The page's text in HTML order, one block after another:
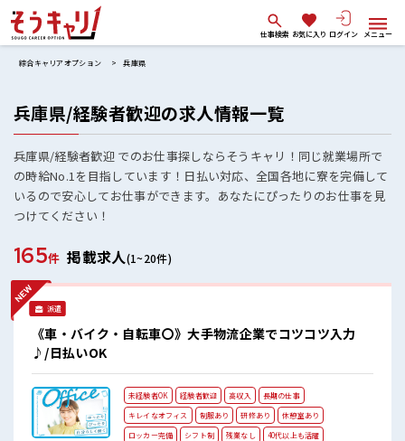
仕事検索 お気に入り ログイン メニュー
綜合キャリアオプション 兵庫県
兵庫県/経験者歓迎の求人情報一覧
兵庫県/経験者歓迎 でのお仕事探しならそうキャリ！同じ就業場所で
の時給No.1を目指しています！日払い対応、全国各地に寮を完備して
いるので安心してお仕事ができます。あなたにぴったりのお仕事を見
つけてください！
165件 掲載求人(1~20件)
派遣
《車・バイク・自転車〇》大手物流企業でコツコツ入力
♪/日払いOK
未経験者OK 経験者歓迎 高収入
長期の仕事
キレイなオフィス
制服あり 研修あり
休憩室あり
ロッカー完備
シフト制 残業なし
40代以上も活躍